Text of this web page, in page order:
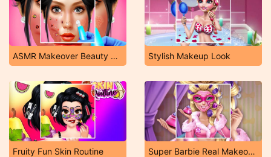
ASMR Makeover Beauty Salon Stylish Makeup Look
Fruity Fun Skin Routine Super Barbie Real Makeover